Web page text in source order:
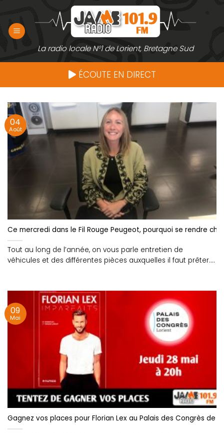
contenu
La radio locale N°1 de Lorient, Bretagne Sud
ÉCOUTE EN DIRECT
Ce mercredi dans le Fil Rouge Peugeot, pourquoi se rendre
Tout au long de l’année, on vous parle entretien de
véhicules et des différentes pièces auxquelles il faut prêter....
04
Août
Gagnez vos places pour Florian Lex au Palais des Congrès de
09
Mai